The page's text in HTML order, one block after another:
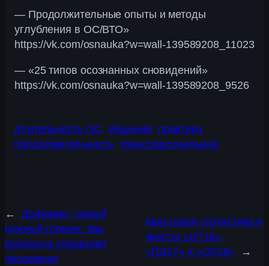
— Продолжительные опыты и методы
углубления в ОС/ВТО»
https://vk.com/osnauka?w=wall-139589208_11023
— «25 типов осознанных сновидений»
https://vk.com/osnauka?w=wall-139589208_9526
длительность ОС общение практика
продолжительность трансперсональное
←
Дофамин: самый
нужный гормон. Как
молекула управляет
человеком
Квестовая статистика и
квесты «НТ16»,
«ПД17» и «ОУ18»
→